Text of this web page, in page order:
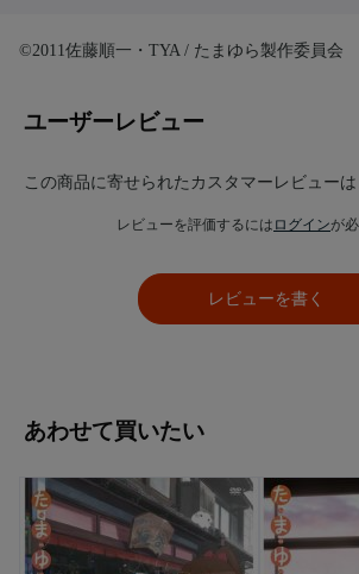
©2011佐藤順一・TYA / たまゆら製作委員会
ユーザーレビュー
この商品に寄せられたカスタマーレビューは
レビューを評価するには ログインが
レビューを書く
あわせて買いたい